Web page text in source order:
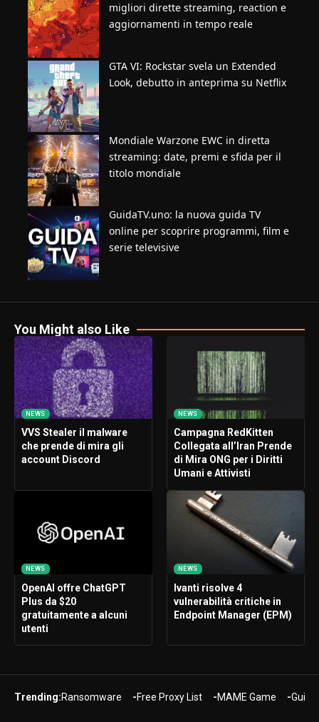
migliori dirette streaming, reaction e
aggiornamenti in tempo reale
GTA VI: Rockstar svela un Extended
Look, debutto in anteprima su Netflix
Mondiale Warzone EWC in diretta
streaming: date, premi e sfida per il
titolo mondiale
GuidaTV.uno: la nuova guida TV
online per scoprire programmi, film e
serie televisive
You Might also Like
NEWS
VVS Stealer il malware
che prende di mira gli
account Discord
NEWS
Campagna RedKitten
Collegata all’Iran Prende
di Mira ONG per i Diritti
Umani e Attivisti
NEWS
OpenAI offre ChatGPT
Plus da $20
gratuitamente a alcuni
utenti
NEWS
Ivanti risolve 4
vulnerabilità critiche in
Endpoint Manager (EPM)
Trending:Ransomware Free Proxy List MAME Game Guide